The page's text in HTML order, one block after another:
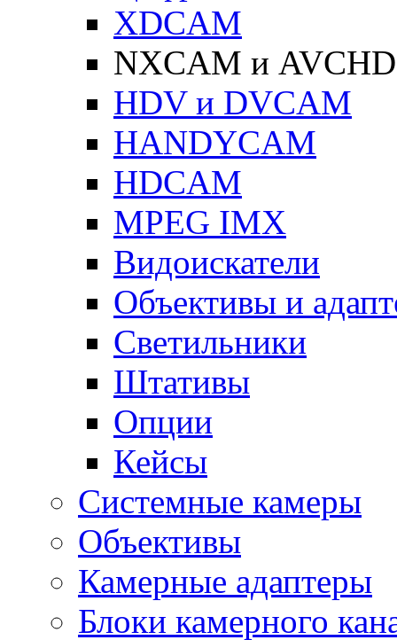
XDCAM
NXCAM и AVCHD
HDV и DVCAM
HANDYCAM
HDCAM
MPEG IMX
Видоискатели
Объективы и
Светильники
Штативы
Опции
Кейсы
Системные камеры
Объективы
Камерные адаптеры
Блоки камерного